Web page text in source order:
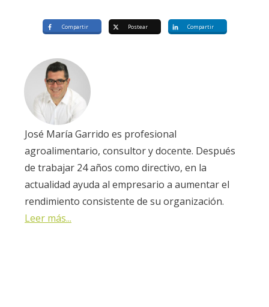
Compartir Postear Compartir
José María Garrido es profesional
agroalimentario, consultor y docente. Después
de trabajar 24 años como directivo, en la
actualidad ayuda al empresario a aumentar el
rendimiento consistente de su organización.
Leer más...